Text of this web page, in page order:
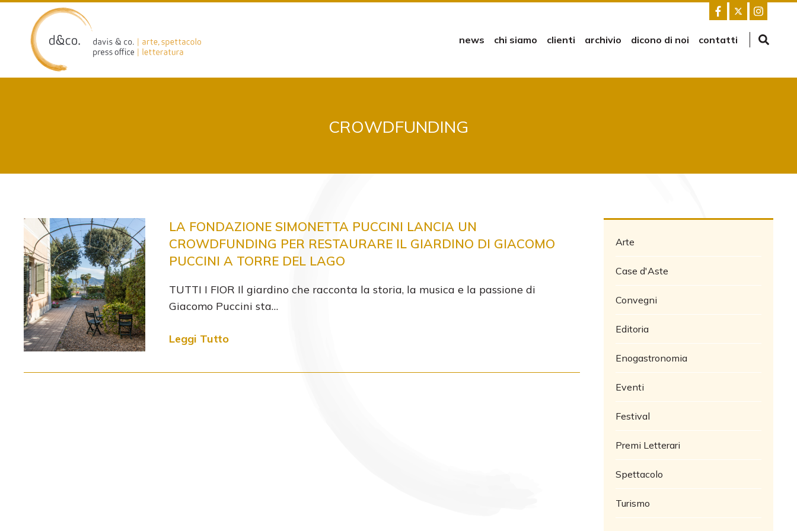
content
news chi siamo clienti archivio dicono di noi contatti
CROWDFUNDING
LA FONDAZIONE SIMONETTA PUCCINI LANCIA UN
CROWDFUNDING PER RESTAURARE IL GIARDINO DI GIACOMO
PUCCINI A TORRE DEL LAGO
TUTTI I FIOR Il giardino che racconta la storia, la musica e la passione di
Giacomo Puccini sta…
Leggi Tutto
Arte
Case d'Aste
Convegni
Editoria
Enogastronomia
Eventi
Festival
Premi Letterari
Spettacolo
Turismo